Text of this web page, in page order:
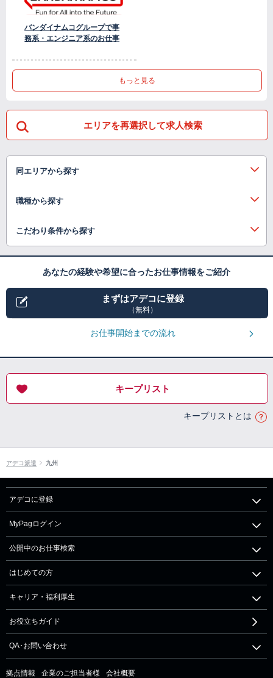
バンダイナムコグループで事
務系・エンジニア系のお仕事
もっと見る
エリアを再選択して求人検索
同エリアから探す
職種から探す
こだわり条件から探す
あなたの経験や希望に合ったお仕事情報をご紹介
まずはアデコに登録
（無料）
お仕事開始までの流れ
キープリスト
キープリストとは
アデコ派遣 九州
アデコに登録
MyPagログイン
公開中のお仕事検索
はじめての方
キャリア・福利厚生
お役立ちガイド
QA･お問い合わせ
拠点情報 企業のご担当者様 会社概要